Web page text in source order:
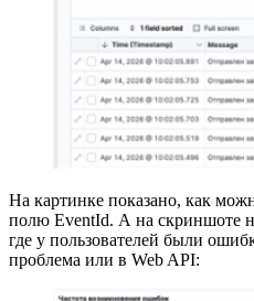
На картинке показано, как
полю EventId. А на скриншоте
где у пользователей были
проблема или в Web API: